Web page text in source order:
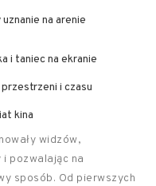
na arenie
i taniec na ekranie
i czasu
kina
widzów,
i pozwalając na
sposób. Od pierwszych